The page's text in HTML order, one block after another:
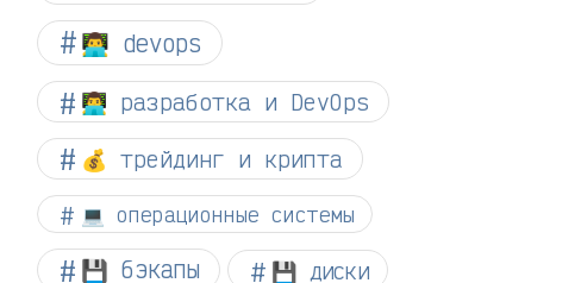
👨‍💻 devops
👨‍💻 разработка и DevOps
💰 трейдинг и крипта
💻 операционные системы
💾 бэкапы 💾 диски